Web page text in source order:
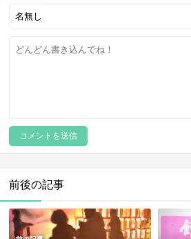
前後の記事